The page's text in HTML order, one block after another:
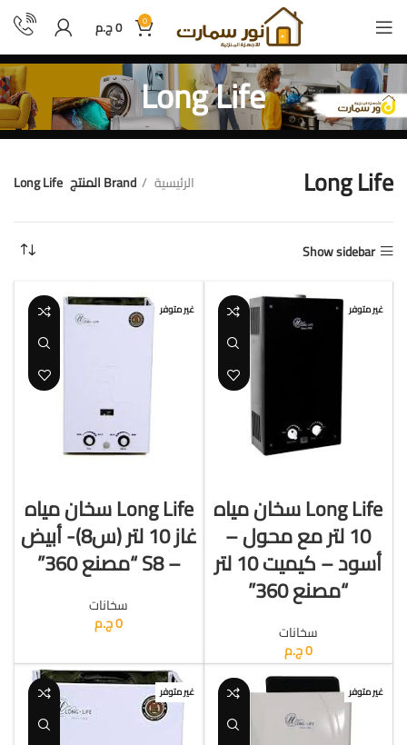
0
0ج.م
Long Life
Long Life الرئيسية Brand المنتج Long Life
Show sidebar
غير متوفر
Long Life سخان مياه
10 لتر مع محول –
أسود – كيميت 10 لتر
“مصنع 360”
سخانات
0ج.م
غير متوفر
Long Life سخان مياه
غاز 10 لتر (س8)- أبيض
– S8 “مصنع 360”
سخانات
0ج.م
غير متوفر غير متوفر